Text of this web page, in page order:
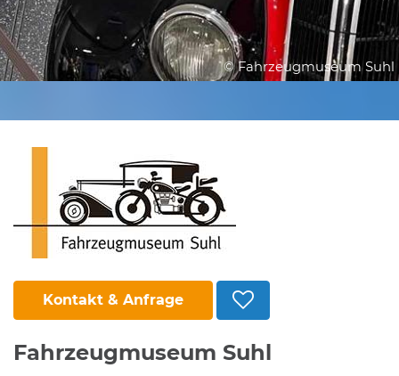
© Fahrzeugmuseum Suhl
Kontakt & Anfrage
Fahrzeugmuseum Suhl